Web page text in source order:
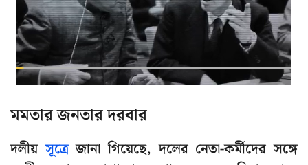
মমতার জনতার দরবার
দলীয়সূত্রেজানা গিয়েছে, দলের নেতা-কর্মীদের সঙ্গে